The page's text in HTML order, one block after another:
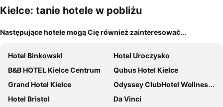
m
Kielce: tanie hotele w pobliżu
Następujące hotele mogą Cię również zainteresować...
Hotel Binkowski
Hotel Uroczysko
B&B HOTEL Kielce Centrum
Qubus Hotel Kielce
Grand Hotel Kielce
Odyssey ClubHotel Wellness & SPA
Hotel Bristol
Da Vinci